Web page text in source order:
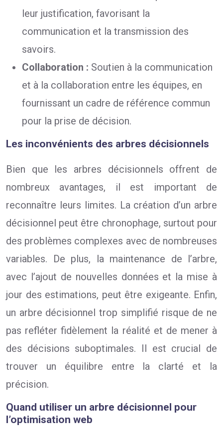
leur justification, favorisant la
communication et la transmission des
savoirs.
Collaboration : Soutien à la communication
et à la collaboration entre les équipes, en
fournissant un cadre de référence commun
pour la prise de décision.
Les inconvénients des arbres décisionnels
Bien que les arbres décisionnels offrent de
nombreux avantages, il est important de
reconnaître leurs limites. La création d’un arbre
décisionnel peut être chronophage, surtout pour
des problèmes complexes avec de nombreuses
variables. De plus, la maintenance de l’arbre,
avec l’ajout de nouvelles données et la mise à
jour des estimations, peut être exigeante. Enfin,
un arbre décisionnel trop simplifié risque de ne
pas refléter fidèlement la réalité et de mener à
des décisions suboptimales. Il est crucial de
trouver un équilibre entre la clarté et la
précision.
Quand utiliser un arbre décisionnel pour
l’optimisation web